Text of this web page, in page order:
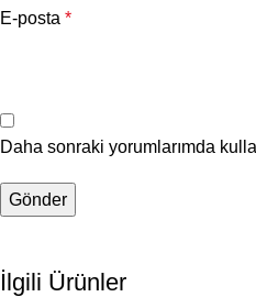
E-posta *
Daha sonraki yorumlarımda
İlgili Ürünler